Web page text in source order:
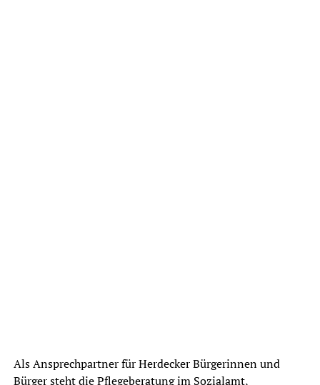
Als Ansprechpartner für Herdecker Bürgerinnen und
Bürger steht die Pflegeberatung im Sozialamt,